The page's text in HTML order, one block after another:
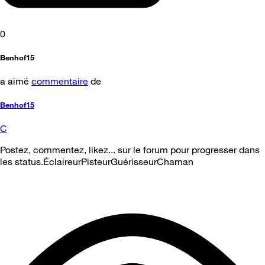
0
Benhof15
a aimé commentaire de
Benhof15
C
Postez, commentez, likez... sur le forum pour progresser dans
les status.ÉclaireurPisteurGuérisseurChaman